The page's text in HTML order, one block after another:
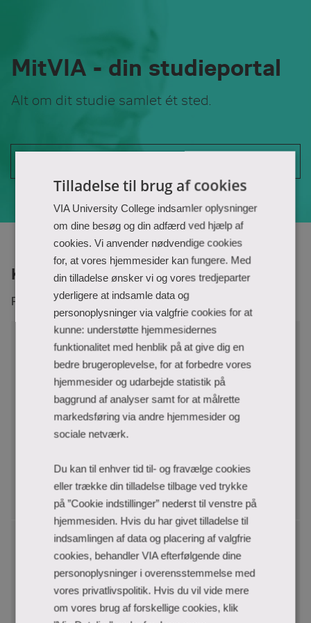
MitVIA - din studieportal
Alt om dit studie samlet ét sted.
Kan du ikke logge ind?
Fortæl os hvem du er, så vi kan hjælpe dig videre.
Jeg er studerende på en af VIAs uddannelser
Professionsbacheloruddannelser
Erhvervsuddannelser
Erhvervsakademiuddannelser
Professionsmasteruddannelser
Få adgang som studerende
Jeg er studerende på en af VIAs
efteruddannelser
Diplomuddannelser
Akademiuddannelser
Tilladelse til brug af cookies
VIA University College indsamler oplysninger
om dine besøg og din adfærd ved hjælp af
cookies. Vi anvender nødvendige cookies
for, at vores hjemmesider kan fungere. Med
din tilladelse ønsker vi og vores tredjeparter
yderligere at indsamle data og
personoplysninger via valgfrie cookies for at
kunne: understøtte hjemmesidernes
funktionalitet med henblik på at give dig en
bedre brugeroplevelse, for at forbedre vores
hjemmesider og udarbejde statistik på
baggrund af analyser samt for at målrette
markedsføring via andre hjemmesider og
sociale netværk.
Du kan til enhver tid til- og fravælge cookies
eller trække din tilladelse tilbage ved trykke
på ”Cookie indstillinger” nederst til venstre på
hjemmesiden. Hvis du har givet tilladelse til
indsamlingen af data og placering af valgfrie
cookies, behandler VIA efterfølgende dine
personoplysninger i overensstemmelse med
vores privatlivspolitik. Hvis du vil vide mere
om vores brug af forskellige cookies, klik